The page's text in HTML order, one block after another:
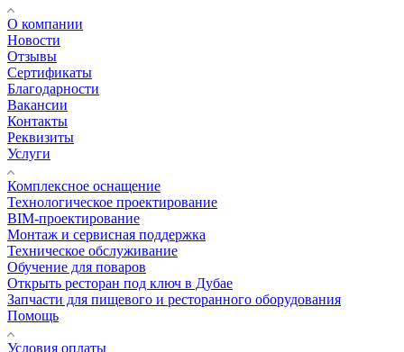
О компании
Новости
Отзывы
Сертификаты
Благодарности
Вакансии
Контакты
Реквизиты
Услуги
Комплексное оснащение
Технологическое проектирование
BIM-проектирование
Монтаж и сервисная поддержка
Техническое обслуживание
Обучение для поваров
Открыть ресторан под ключ в Дубае
Запчасти для пищевого и ресторанного оборудования
Помощь
Условия оплаты